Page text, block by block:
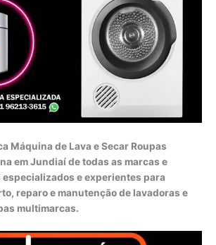
Máquina de Lava e Secar Roupas
em Jundiaí de todas as marcas e
e experientes para
reparo e manutenção de lavadoras e
multimarcas.